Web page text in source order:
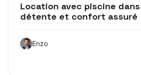
Location avec piscine
détente et confort assuré
Enzo